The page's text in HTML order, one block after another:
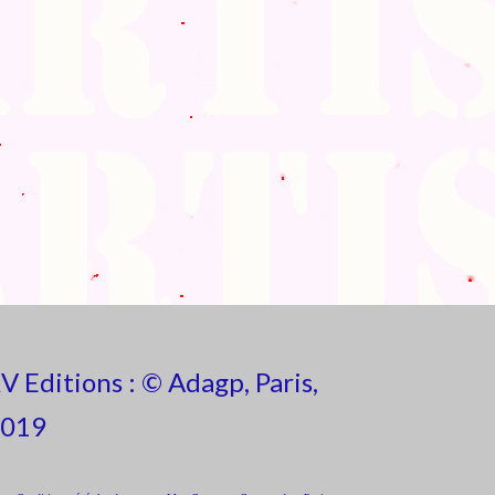
Editions : © Adagp, Paris,